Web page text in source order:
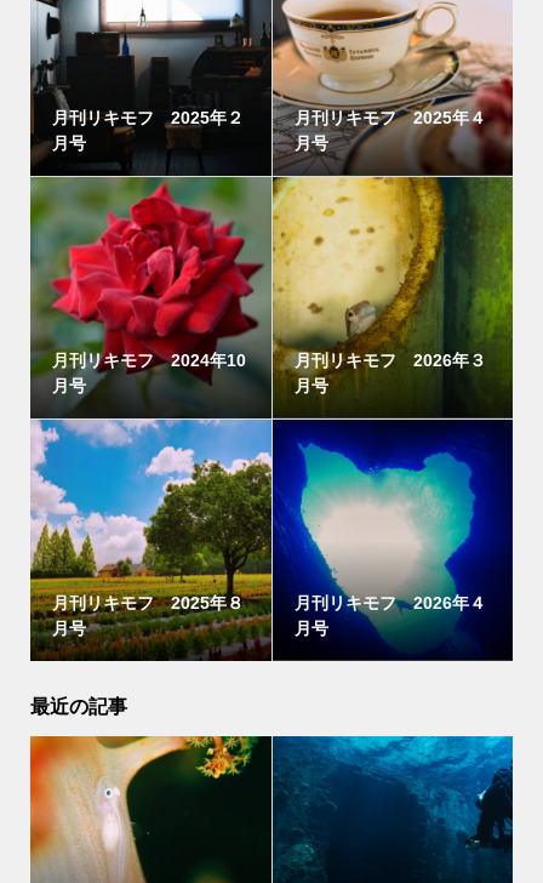
月刊リキモフ 2025年２
月号
月刊リキモフ 2025年４
月号
月刊リキモフ 2024年10
月号
月刊リキモフ 2026年３
月号
月刊リキモフ 2025年８
月号
月刊リキモフ 2026年４
月号
最近の記事